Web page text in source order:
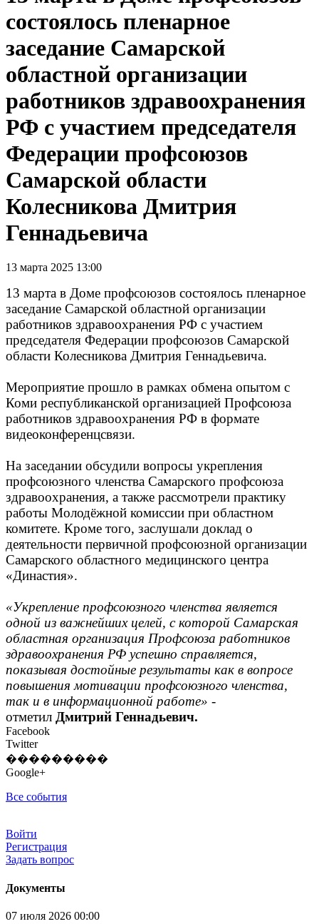
состоялось пленарное
заседание Самарской
областной организации
работников здравоохранения
РФ с участием председателя
Федерации профсоюзов
Самарской области
Колесникова Дмитрия
Геннадьевича
13 марта 2025 13:00
13 марта в Доме профсоюзов состоялось пленарное
заседание Самарской областной организации
работников здравоохранения РФ с участием
председателя Федерации профсоюзов Самарской
области Колесникова Дмитрия Геннадьевича.
Мероприятие прошло в рамках обмена опытом с
Коми республиканской организацией Профсоюза
работников здравоохранения РФ в формате
видеоконференцсвязи.
На заседании обсудили вопросы укрепления
профсоюзного членства Самарского профсоюза
здравоохранения, а также рассмотрели практику
работы Молодёжной комиссии при областном
комитете. Кроме того, заслушали доклад о
деятельности первичной профсоюзной организации
Самарского областного медицинского центра
«Династия».
«Укрепление профсоюзного членства является
одной из важнейших целей, с которой Самарская
областная организация Профсоюза работников
здравоохранения РФ успешно справляется,
показывая достойные результаты как в вопросе
повышения мотивации профсоюзного членства,
так и в информационной работе» -
отметил Дмитрий Геннадьевич.
Facebook
Twitter
���������
Google+
Все события
Войти
Регистрация
Задать вопрос
Документы
07 июля 2026 00:00